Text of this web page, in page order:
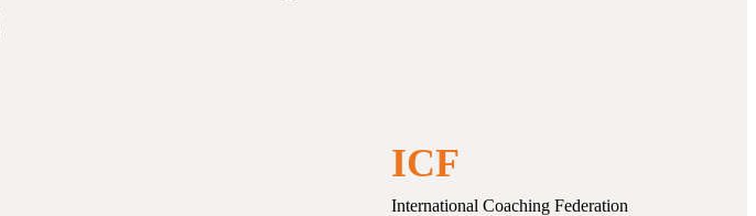
ICF
International Coaching Federation